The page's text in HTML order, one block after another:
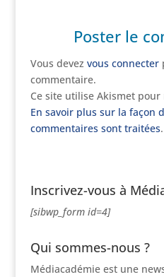
Poster le
Vous devez vous connecter
commentaire.
Ce site utilise Akismet
En savoir plus sur la façon
commentaires sont traitées.
Inscrivez-vous à
[sibwp_form id=4]
Qui sommes-nous ?
Médiacadémie est une